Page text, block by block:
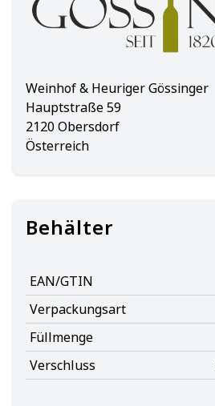
Weinhof & Heuriger Gössinger
Hauptstraße 59
2120 Obersdorf
Österreich
Behälter
EAN/GTIN
Verpackungsart
Füllmenge
Verschluss